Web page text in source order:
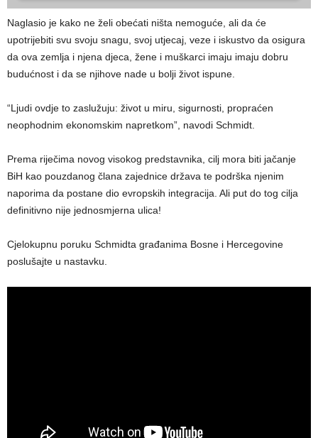
Naglasio je kako ne želi obećati ništa nemoguće, ali da će
upotrijebiti svu svoju snagu, svoj utjecaj, veze i iskustvo da osigura
da ova zemlja i njena djeca, žene i muškarci imaju imaju dobru
budućnost i da se njihove nade u bolji život ispune.
“Ljudi ovdje to zaslužuju: život u miru, sigurnosti, propraćen
neophodnim ekonomskim napretkom”, navodi Schmidt.
Prema riječima novog visokog predstavnika, cilj mora biti jačanje
BiH kao pouzdanog člana zajednice država te podrška njenim
naporima da postane dio evropskih integracija. Ali put do tog cilja
definitivno nije jednosmjerna ulica!
Cjelokupnu poruku Schmidta građanima Bosne i Hercegovine
poslušajte u nastavku.